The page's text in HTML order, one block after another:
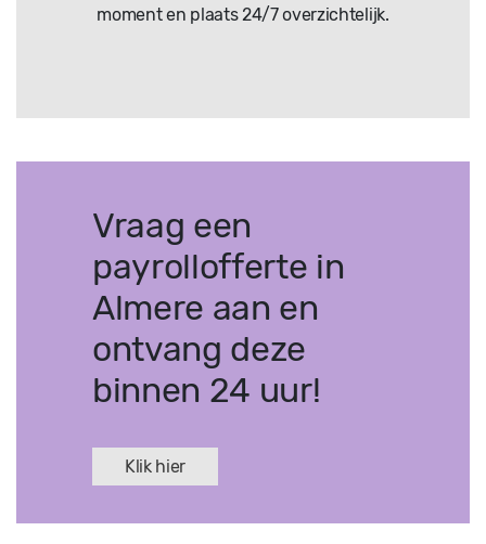
moment en plaats 24/7 overzichtelijk.
Vraag een
payrollofferte in
Almere aan en
ontvang deze
binnen 24 uur!
Klik hier